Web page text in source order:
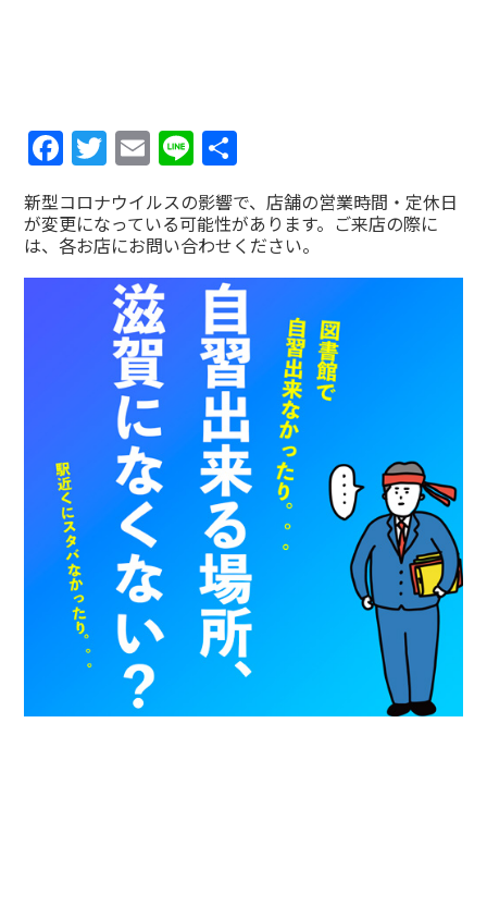
Facebook
Twitter
Email
Line
有
新型コロナウイルスの影響で、店舗の営業時間・定休日
が変更になっている可能性があります。ご来店の際に
は、各お店にお問い合わせください。